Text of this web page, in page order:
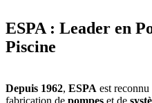
ESPA : Leader en
Piscine
Depuis 1962, ESPA est
fabrication de pompes et de